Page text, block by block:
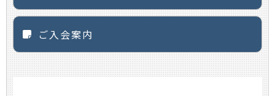
ご入会案内